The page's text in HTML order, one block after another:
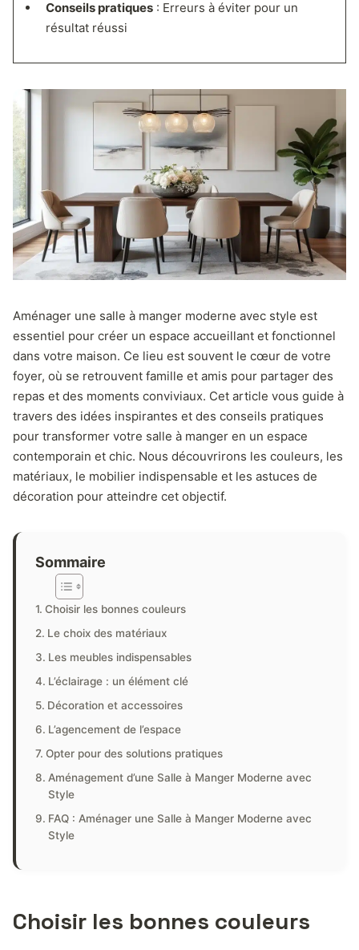
Conseils pratiques: Erreurs à éviter pour un
résultat réussi
Aménager une salle à manger moderne avec style est
essentiel pour créer un espace accueillant et fonctionnel
dans votre maison. Ce lieu est souvent le cœur de votre
foyer, où se retrouvent famille et amis pour partager des
repas et des moments conviviaux. Cet article vous guide à
travers des idées inspirantes et des conseils pratiques
pour transformer votre salle à manger en un espace
contemporain et chic. Nous découvrirons les couleurs, les
matériaux, le mobilier indispensable et les astuces de
décoration pour atteindre cet objectif.
Sommaire
Choisir les bonnes couleurs
Le choix des matériaux
Les meubles indispensables
L’éclairage : un élément clé
Décoration et accessoires
L’agencement de l’espace
Opter pour des solutions pratiques
Aménagement d’une Salle à Manger Moderne avec
Style
FAQ : Aménager une Salle à Manger Moderne avec
Style
Choisir les bonnes couleurs